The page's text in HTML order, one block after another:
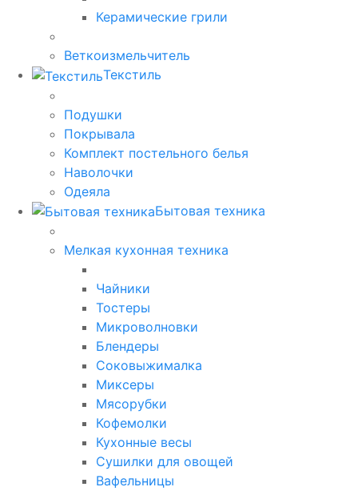
Керамические грили
Веткоизмельчитель
Текстиль
Подушки
Покрывала
Комплект постельного белья
Наволочки
Одеяла
Бытовая техника
Мелкая кухонная техника
Чайники
Тостеры
Микроволновки
Блендеры
Соковыжималка
Миксеры
Мясорубки
Кофемолки
Кухонные весы
Сушилки для овощей
Вафельницы